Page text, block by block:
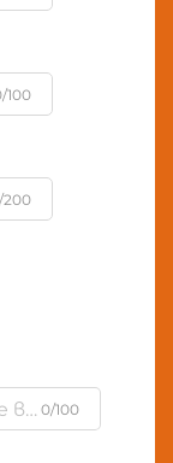
100
200
0/100